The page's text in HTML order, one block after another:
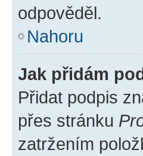
odpověděl.
Nahoru
Jak přidám
Přidat podpis
přes stránku
zatržením